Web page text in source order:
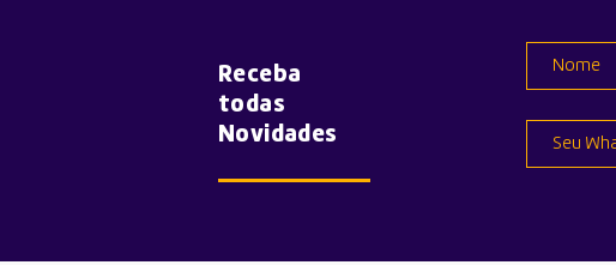
Receba
todas
Novidades